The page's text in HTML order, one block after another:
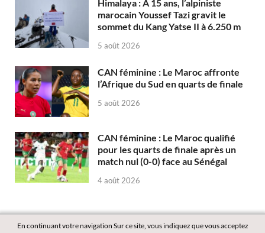
Himalaya : À 15 ans, l’alpiniste
marocain Youssef Tazi gravit le
sommet du Kang Yatse II à 6.250 m
5 août 2026
CAN féminine : Le Maroc affronte
l’Afrique du Sud en quarts de finale
5 août 2026
CAN féminine : Le Maroc qualifié
pour les quarts de finale après un
match nul (0-0) face au Sénégal
4 août 2026
En continuant votre navigation Sur ce site, vous indiquez que vous acceptez